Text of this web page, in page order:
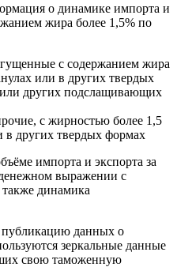
о динамике импорта и
жира более 1,5% по
с содержанием жира
или в других твердых
или других подслащивающих
с жирностью более 1,5
в других твердых формах
импорта и экспорта за
выражении с
также динамика
публикацию данных о
зеркальные данные
свою таможенную